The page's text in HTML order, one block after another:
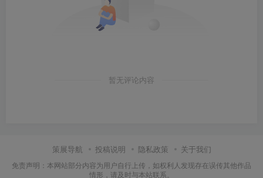
暂无评论内容
策展导航 投稿说明 隐私政策 关于我们
免责声明：本网站部分内容为用户自行上传，如权利人发现存在误传其他作品
情形，请及时与本站联系。